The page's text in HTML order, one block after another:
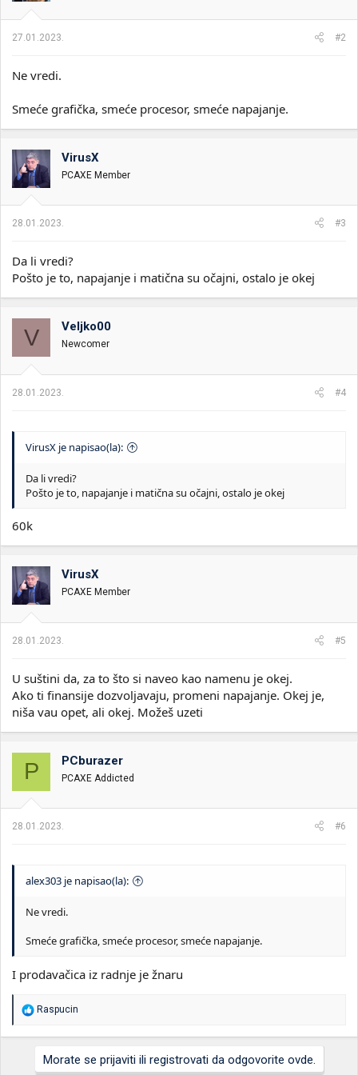
27.01.2023. #2
Ne vredi.
Smeće grafička, smeće procesor, smeće napajanje.
VirusX
PCAXE Member
28.01.2023. #3
Da li vredi?
Pošto je to, napajanje i matična su očajni, ostalo je okej
V Veljko00
Newcomer
28.01.2023. #4
VirusX je napisao(la):
Da li vredi?
Pošto je to, napajanje i matična su očajni, ostalo je okej
60k
VirusX
PCAXE Member
28.01.2023. #5
U suštini da, za to što si naveo kao namenu je okej.
Ako ti finansije dozvoljavaju, promeni napajanje. Okej je,
niša vau opet, ali okej. Možeš uzeti
P PCburazer
PCAXE Addicted
28.01.2023. #6
alex303 je napisao(la):
Ne vredi.
Smeće grafička, smeće procesor, smeće napajanje.
I prodavačica iz radnje je žnaru
R
v
Raspucin
Morate se prijaviti ili registrovati da odgovorite ovde.